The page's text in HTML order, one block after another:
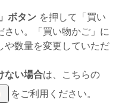
ボタン を押して「買い
い。「買い物かご」に
や数量を変更していただ
ない場合は、こちらの
をご利用ください。